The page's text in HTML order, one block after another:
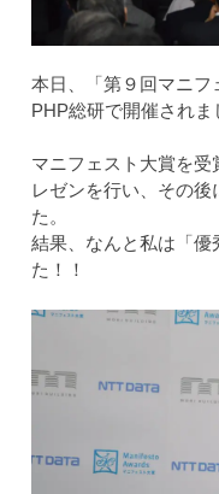
本日、「第９回マニ
PHP総研で開催されま
マニフェスト大賞を
レゼンを行い、その
た。
結果、なんと私は「優
た！！